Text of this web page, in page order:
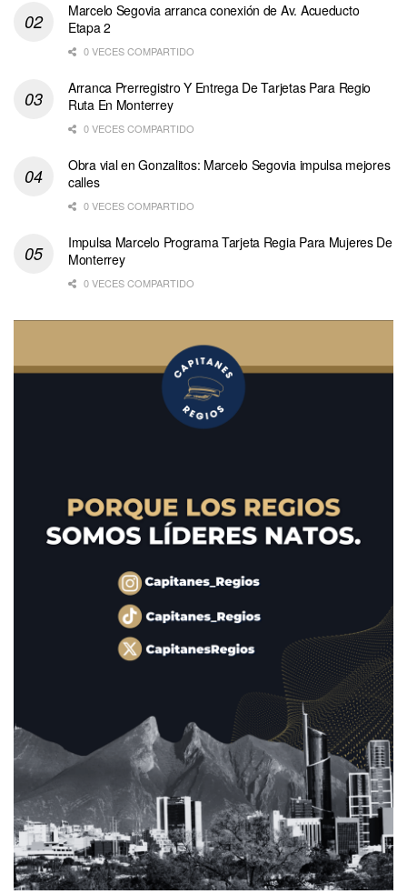
Marcelo Segovia arranca conexión de Av. Acueducto
Etapa 2
0 VECES COMPARTIDO
Arranca Prerregistro Y Entrega De Tarjetas Para Regio
Ruta En Monterrey
0 VECES COMPARTIDO
Obra vial en Gonzalitos: Marcelo Segovia impulsa mejores
calles
0 VECES COMPARTIDO
Impulsa Marcelo Programa Tarjeta Regia Para Mujeres De
Monterrey
0 VECES COMPARTIDO